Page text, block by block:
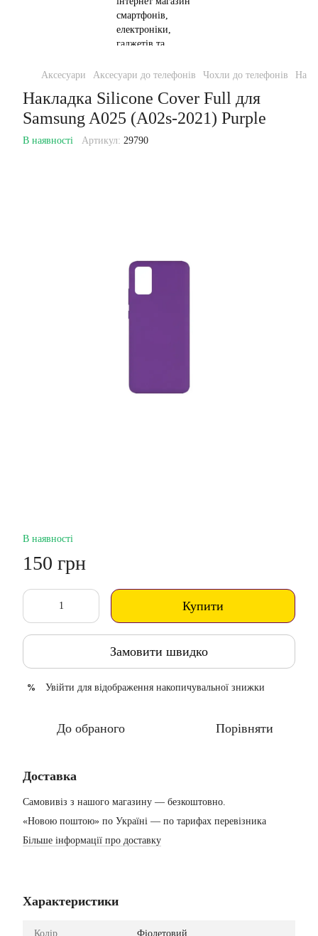
Аксесуари Аксесуари до телефонів Чохли до телефонів
Накладка Silicone Cover Full для
Samsung A025 (A02s-2021) Purple
В наявності Артикул: 29790
В наявності
150 грн
Купити
Замовити швидко
% Увійти для відображення накопичувальної знижки
До обраного Порівняти
Доставка
Самовивіз з нашого магазину — безкоштовно.
«Новою поштою» по Україні — по тарифах перевізника
Більше інформації про доставку
Характеристики
Колір Фіолетовий